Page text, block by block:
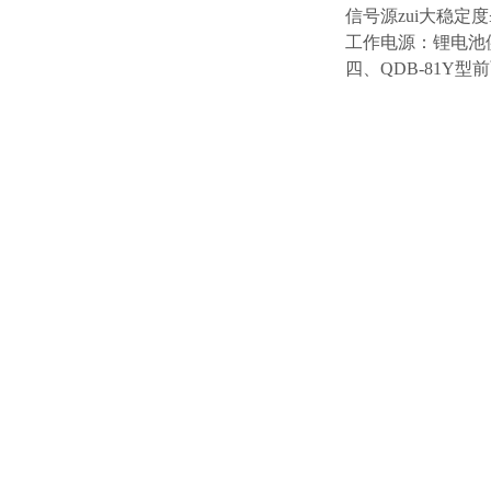
信号源zui大稳定度
工作电源：锂电
四、QDB-81Y型